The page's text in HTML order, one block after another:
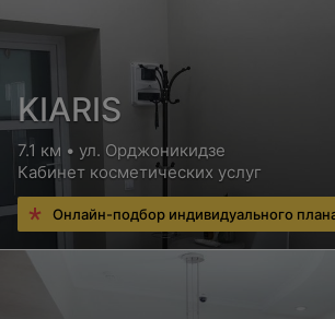
KIARIS
7.1 км • ул. Орджоникидзе
Кабинет косметических услуг
Онлайн-подбор индивидуального